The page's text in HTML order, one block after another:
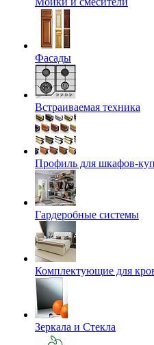
Фасады
Встраиваемая техника
Профиль для шкафов-
Гардеробные системы
Комплектующие для
Зеркала и Стекла